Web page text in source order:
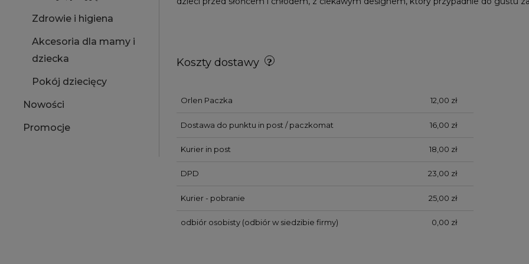
Zdrowie i higiena
Akcesoria dla mamy i
dziecka
Pokój dziecięcy
Nowości
Promocje
Koszty dostawy
Orlen Paczka 12,00 zł
Dostawa do punktu in post / paczkomat 16,00 zł
Kurier in post 18,00 zł
DPD 23,00 zł
Kurier - pobranie 25,00 zł
odbiór osobisty(odbiór w siedzibie firmy) 0,00 zł